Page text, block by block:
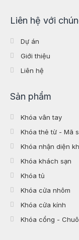
Liên hệ với
Dự án
Giới thiệu
Liên hệ
Sản phẩm
Khóa vân tay
Khóa thẻ từ - Mã
Khóa nhận diện
Khóa khách sạn
Khóa tủ
Khóa cửa nhôm
Khóa cửa kính
Khóa cổng -